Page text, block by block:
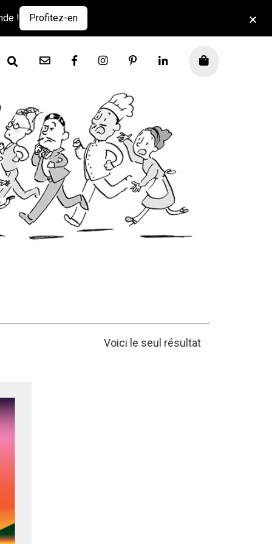
ContactFacebookInstagramPinterestLinkedInMon panier
Voici le seul résultat
! Profitez-en